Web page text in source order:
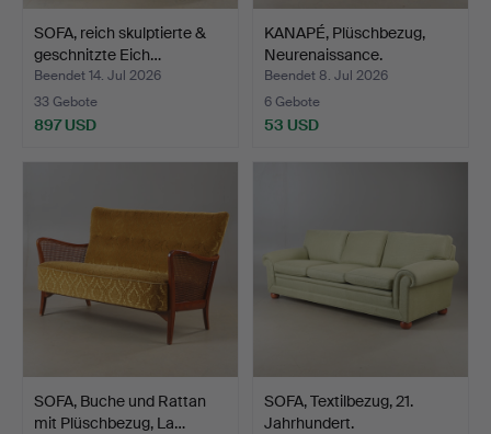
SOFA, reich skulptierte &
geschnitzte Eich…
Beendet 14. Jul 2026
33 Gebote
897 USD
KANAPÉ, Plüschbezug,
Neurenaissance.
Beendet 8. Jul 2026
6 Gebote
53 USD
SOFA, Buche und Rattan
mit Plüschbezug, La…
SOFA, Textilbezug, 21.
Jahrhundert.